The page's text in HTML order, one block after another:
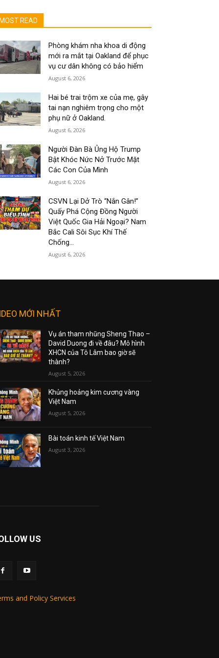
MOST READ
Phòng khám nha khoa di động
mới ra mắt tại Oakland để phục
vụ cư dân không có bảo hiểm
August 6, 2026
Hai bé trai trộm xe của mẹ, gây
tai nạn nghiêm trọng cho một
phụ nữ ở Oakland.
August 6, 2026
Người Đàn Bà Ủng Hộ Trump
Bật Khóc Nức Nở Trước Mặt
Các Con Của Mình
August 6, 2026
CSVN Lại Dở Trò “Nắn Gân!”
Quấy Phá Cộng Đồng Người
Việt Quốc Gia Hải Ngoại? Nam
Bắc Cali Sôi Sục Khí Thế
Chống...
August 6, 2026
MỚI NHẤT
Vụ án tham nhũng Sheng Thao –
David Duong đi về đâu? Mô hình
XHCN của Tô Lâm bao giờ sẽ
thành?
August 5, 2026
Khủng hoảng kim cương vàng
Việt Nam
August 5, 2026
Bài toán kinh tế Việt Nam
August 3, 2026
US
and Policy Services